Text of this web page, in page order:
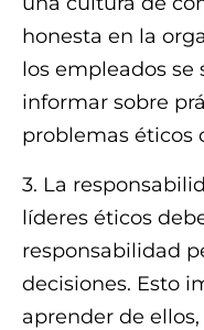
honesta en la
los empleados se
informar sobre
problemas éticos
3. La
líderes éticos
responsabilidad
decisiones. Esto
aprender de